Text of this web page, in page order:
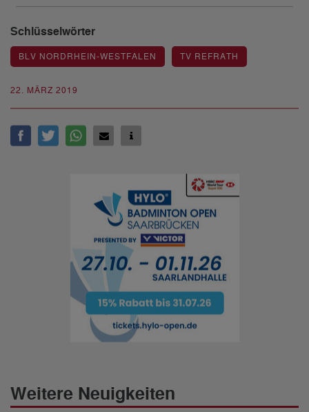
22. MÄRZ 2019
Schlüsselwörter
BLV NORDRHEIN-WESTFALEN TV REFRATH
Weitere Neuigkeiten